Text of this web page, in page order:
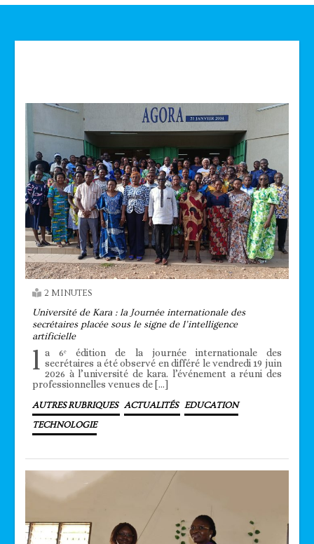
2 MINUTES
Université de Kara : la Journée internationale des
secrétaires placée sous le signe de l’intelligence
artificielle
l a 6ᵉ édition de la journée internationale des
secrétaires a été observé en différé le vendredi 19 juin
2026 à l’université de kara. l’événement a réuni des
professionnelles venues de […]
AUTRES RUBRIQUES ACTUALITÉS EDUCATION
TECHNOLOGIE